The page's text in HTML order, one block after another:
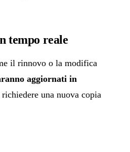
tempo reale
il rinnovo o la modifica
aggiornati in
richiedere una nuova copia